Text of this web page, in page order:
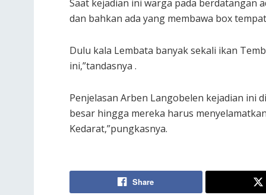
Saat kejadian ini warga pada berdatangan
dan bahkan ada yang membawa box
Dulu kala Lembata banyak sekali ikan
ini,”tandasnya .
Penjelasan Arben Langobelen kejadian ini
besar hingga mereka harus
Kedarat,”pungkasnya.
Share